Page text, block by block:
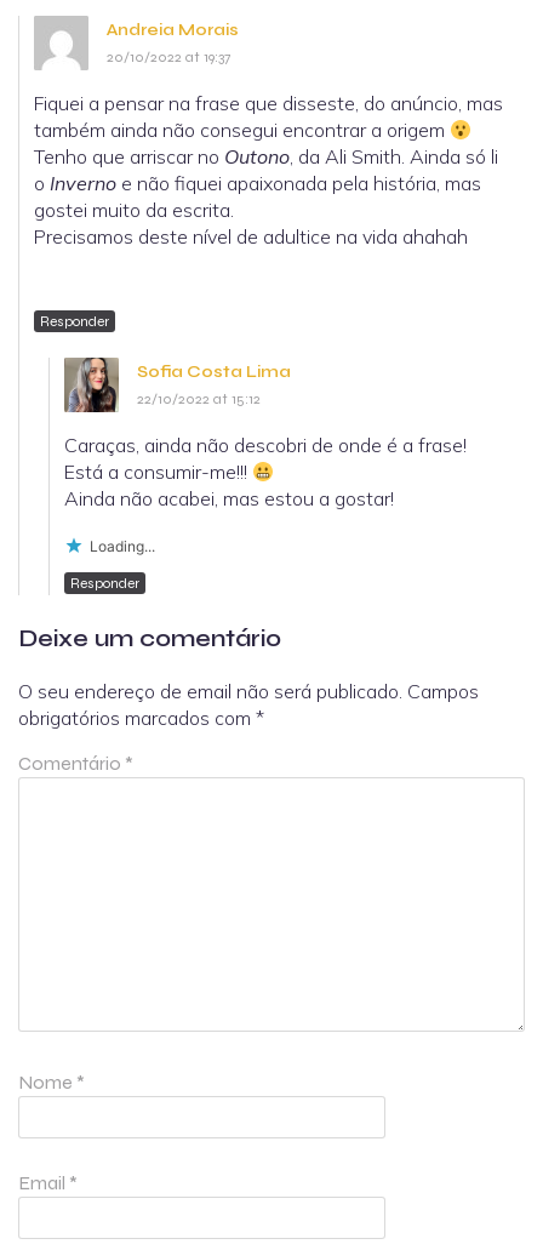
Andreia Morais
20/10/2022 at 19:37
Fiquei a pensar na frase que disseste, do anúncio, mas
também ainda não consegui encontrar a origem
Tenho que arriscar no Outono, da Ali Smith. Ainda só li
o Inverno e não fiquei apaixonada pela história, mas
gostei muito da escrita.
Precisamos deste nível de adultice na vida ahahah
Responder
Sofia Costa Lima
22/10/2022 at 15:12
Caraças, ainda não descobri de onde é a frase!
Está a consumir-me!!!
Ainda não acabei, mas estou a gostar!
Loading...
Responder
Deixe um comentário
O seu endereço de email não será publicado. Campos
obrigatórios marcados com *
Comentário *
Nome *
Email *